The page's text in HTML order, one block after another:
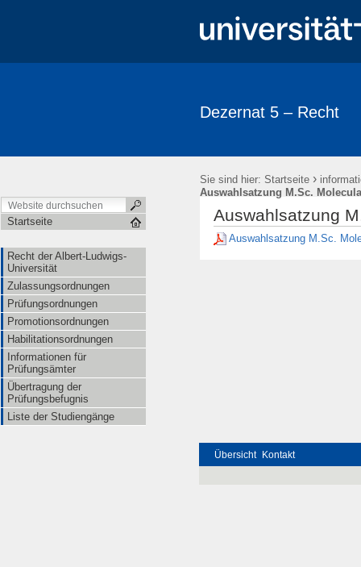
Dezernat 5 – Recht
Sie sind hier: Startseite ›
Auswahlsatzung M.Sc.
Startseite
Recht der Albert-Ludwigs-
Universität
Zulassungsordnungen
Prüfungsordnungen
Promotionsordnungen
Habilitationsordnungen
Informationen für
Prüfungsämter
Übertragung der
Prüfungsbefugnis
Liste der Studiengänge
Auswahlsatzung
Auswahlsatzung M.Sc.
Übersicht Kontakt